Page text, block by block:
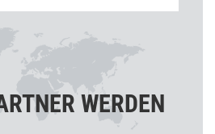
WERDEN